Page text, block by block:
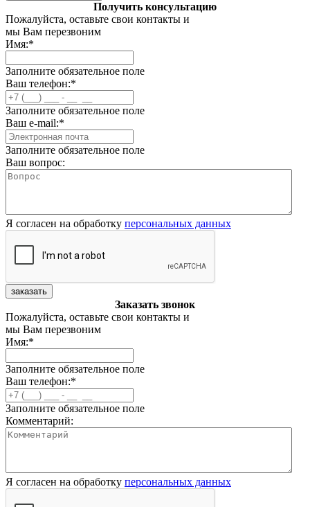
Получить консультацию
Пожалуйста, оставьте свои контакты и
мы Вам перезвоним
Имя:*
Заполните обязательное поле
Ваш телефон:*
Заполните обязательное поле
Ваш e-mail:*
Заполните обязательное поле
Ваш вопрос:
Я согласен на обработку персональных данных
заказать
Заказать звонок
Пожалуйста, оставьте свои контакты и
мы Вам перезвоним
Имя:*
Заполните обязательное поле
Ваш телефон:*
Заполните обязательное поле
Комментарий:
Я согласен на обработку персональных данных